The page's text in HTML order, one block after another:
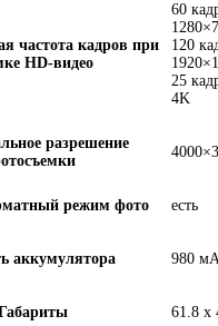
частота кадров при
HD-видео
60
120
25
4K
разрешение
режим фото есть
аккумулятора 980
61.8 x